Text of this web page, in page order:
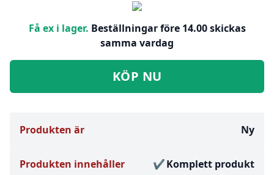
Få ex i lager. Beställningar före 14.00 skickas
samma vardag
KÖP NU
Produkten är Ny
Produkten innehåller Komplett produkt